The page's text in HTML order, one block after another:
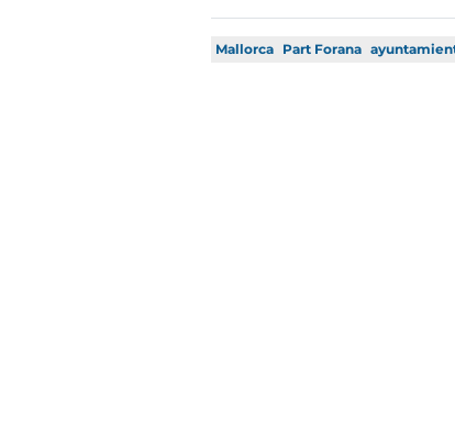
Mallorca Part Forana